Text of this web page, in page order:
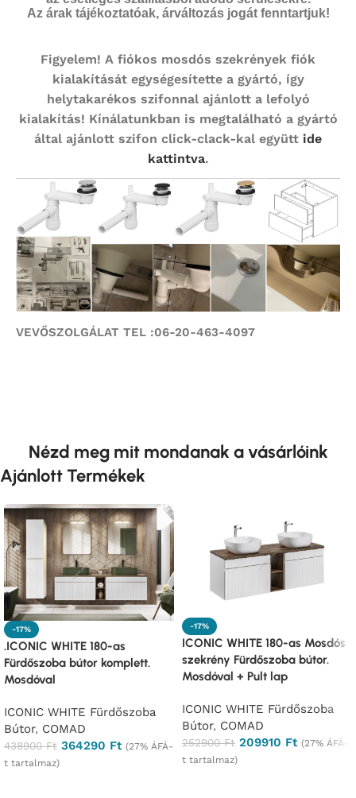
Az árak tájékoztatóak, árváltozás jogát fenntartjuk!
Figyelem! A fiókos mosdós szekrények fiók
kialakítását egységesítette a gyártó, így
helytakarékos szifonnal ajánlott a lefolyó
kialakítás! Kínálatunkban is megtalálható a gyártó
által ajánlott szifon click-clack-kal együtt ide
kattintva.
VEVŐSZOLGÁLAT TEL :06-20-463-4097
Nézd meg mit mondanak a vásárlóink
Ajánlott Termékek
-17%
.ICONIC WHITE 180-as
Fürdőszoba bútor komplett.
Mosdóval
ICONIC WHITE Fürdőszoba
Bútor, COMAD
438900Ft 364290 Ft (27% ÁFÁ-
t tartalmaz)
-17%
ICONIC WHITE 180-as Mosdós
szekrény Fürdőszoba bútor.
Mosdóval + Pult lap
ICONIC WHITE Fürdőszoba
Bútor, COMAD
252900Ft 209910 Ft (27% ÁFÁ-
t tartalmaz)